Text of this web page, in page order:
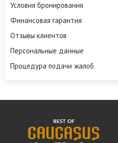
Условия бронирования
Финансовая гарантия
Отзывы клиентов
Персональные данные
Процедура подачи жалоб